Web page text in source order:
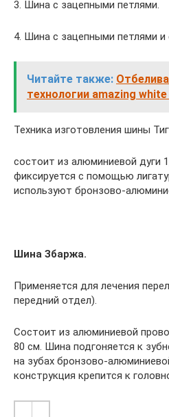
3. Шина с зацепными петлями.
4. Шина с зацепными петлями
Читайте также:
технологии amazing
Техника изготовления шины
состоит из алюминиевой дуги
фиксируется с помощью
используют бронзово-
Шина Збаржа.
Применяется для лечения
передний отдел).
Состоит из алюминиевой
80 см. Шина подгоняется к
на зубах бронзово-
конструкция крепится к